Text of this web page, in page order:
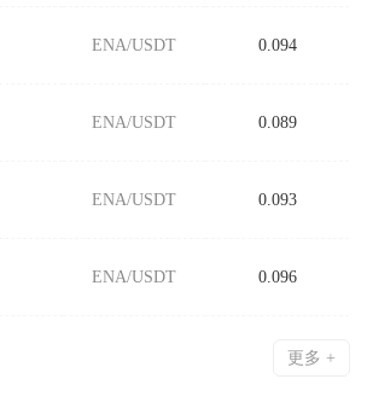
ENA/USDT 0.094
ENA/USDT 0.089
ENA/USDT 0.093
ENA/USDT 0.096
更多 +